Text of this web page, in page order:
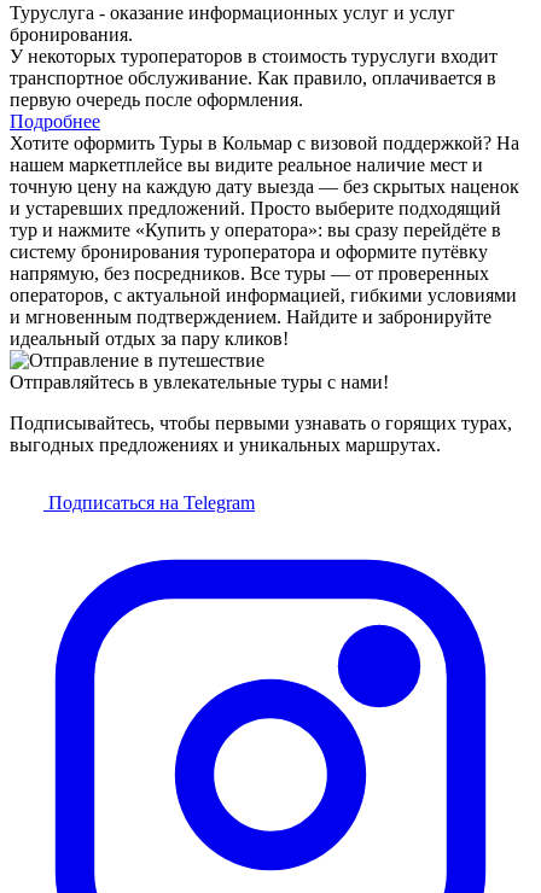
Туруслуга - оказание информационных услуг и услуг
бронирования.
У некоторых туроператоров в стоимость туруслуги входит
транспортное обслуживание. Как правило, оплачивается в
первую очередь после оформления.
Подробнее
Хотите оформить Туры в Кольмар с визовой поддержкой? На
нашем маркетплейсе вы видите реальное наличие мест и
точную цену на каждую дату выезда — без скрытых наценок
и устаревших предложений. Просто выберите подходящий
тур и нажмите «Купить у оператора»: вы сразу перейдёте в
систему бронирования туроператора и оформите путёвку
напрямую, без посредников. Все туры — от проверенных
операторов, с актуальной информацией, гибкими условиями
и мгновенным подтверждением. Найдите и забронируйте
идеальный отдых за пару кликов!
Отправляйтесь в увлекательные туры с нами!
Подписывайтесь, чтобы первыми узнавать о горящих турах,
выгодных предложениях и уникальных маршрутах.
Подписаться на Telegram